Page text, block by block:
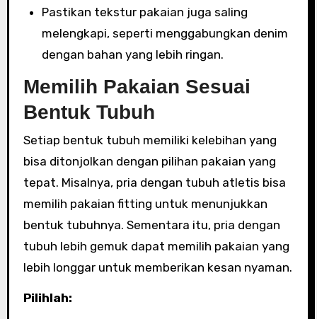
Pastikan tekstur pakaian juga saling
melengkapi, seperti menggabungkan denim
dengan bahan yang lebih ringan.
Memilih Pakaian Sesuai
Bentuk Tubuh
Setiap bentuk tubuh memiliki kelebihan yang
bisa ditonjolkan dengan pilihan pakaian yang
tepat. Misalnya, pria dengan tubuh atletis bisa
memilih pakaian fitting untuk menunjukkan
bentuk tubuhnya. Sementara itu, pria dengan
tubuh lebih gemuk dapat memilih pakaian yang
lebih longgar untuk memberikan kesan nyaman.
Pilihlah: